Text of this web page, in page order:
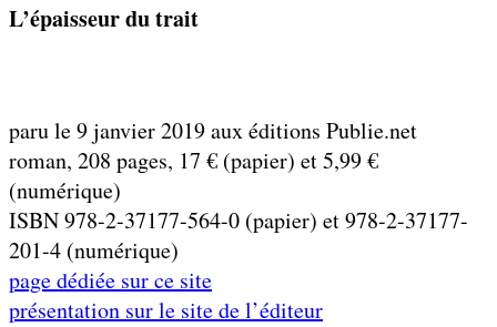
L’épaisseur du trait
paru le 9 janvier 2019 aux éditions Publie.net
roman, 208 pages, 17 € (papier) et 5,99 €
(numérique)
ISBN 978-2-37177-564-0 (papier) et 978-2-37177-
201-4 (numérique)
page dédiée sur ce site
présentation sur le site de l’éditeur